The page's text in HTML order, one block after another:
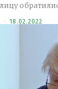
- 18.02.2022